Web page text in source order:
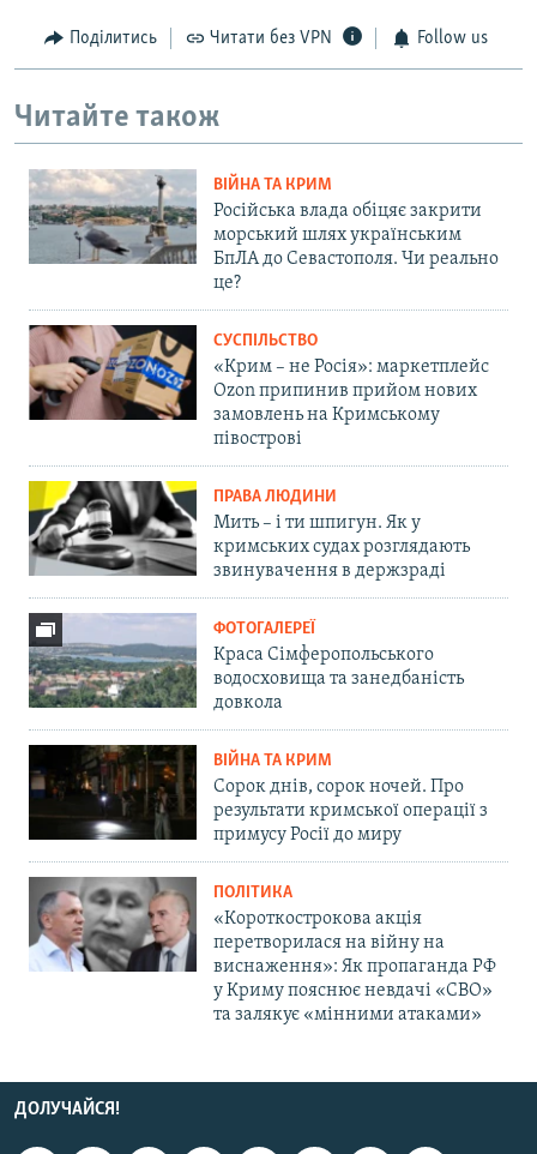
Поділитись Читати без VPN Follow us
Читайте також
ВІЙНА ТА КРИМ
Російська влада обіцяє закрити
морський шлях українським
БпЛА до Севастополя. Чи реально
це?
СУСПІЛЬСТВО
«Крим – не Росія»: маркетплейс
Ozon припинив прийом нових
замовлень на Кримському
півострові
ПРАВА ЛЮДИНИ
Мить – і ти шпигун. Як у
кримських судах розглядають
звинувачення в держзраді
ФОТОГАЛЕРЕЇ
Краса Сімферопольського
водосховища та занедбаність
довкола
ВІЙНА ТА КРИМ
Сорок днів, сорок ночей. Про
результати кримської операції з
примусу Росії до миру
ПОЛІТИКА
«Короткострокова акція
перетворилася на війну на
виснаження»: Як пропаганда РФ
у Криму пояснює невдачі «СВО»
та залякує «мінними атаками»
ДОЛУЧАЙСЯ!